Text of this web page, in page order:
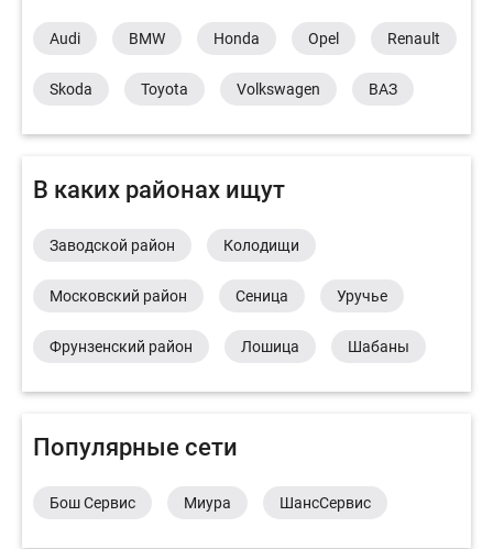
Audi BMW Honda Opel Renault
Skoda Toyota Volkswagen ВАЗ
В каких районах ищут
Заводской район Колодищи
Московский район Сеница Уручье
Фрунзенский район Лошица Шабаны
Популярные сети
Бош Сервис Миура ШансСервис